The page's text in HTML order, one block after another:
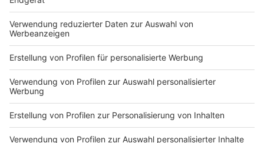
Lippe fortführen zu können und gemeinsam mit Liane
Buchholz die anstehenden, herausfordernden
Aufgaben zu lösen", so Wannhoff. Davon gebe es
genug. Die gesamte Organisation müsse sich
effizienter, digitaler und noch kundennäher aufstellen.
Darauf sei man strategisch eingestellt. Zudem werde
man neue Wachstumsmöglichkeiten erschließen.
Anzeige